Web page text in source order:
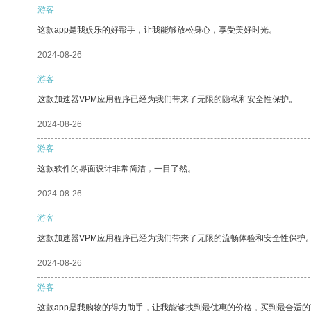
游客
这款app是我娱乐的好帮手，让我能够放松身心，享受美好时光。
2024-08-26
游客
这款加速器VPM应用程序已经为我们带来了无限的隐私和安全性保护。
2024-08-26
游客
这款软件的界面设计非常简洁，一目了然。
2024-08-26
游客
这款加速器VPM应用程序已经为我们带来了无限的流畅体验和安全性保护。
2024-08-26
游客
这款app是我购物的得力助手，让我能够找到最优惠的价格，买到最合适的